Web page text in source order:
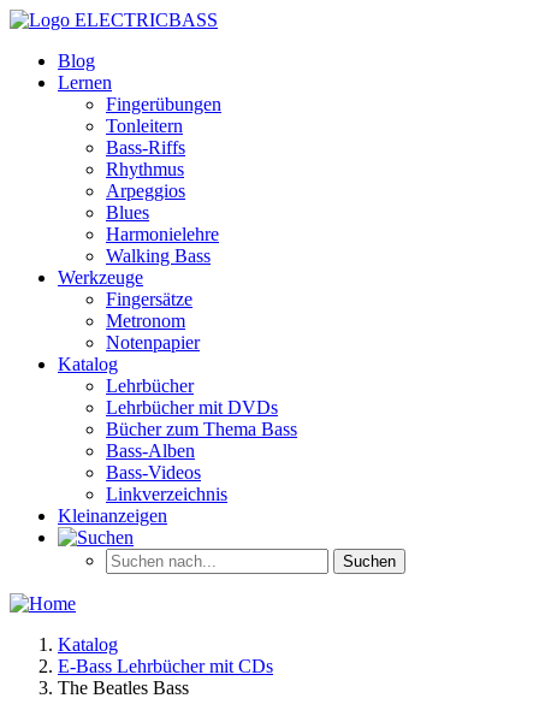
ELECTRICBASS
Blog
Lernen
Fingerübungen
Tonleitern
Bass-Riffs
Rhythmus
Arpeggios
Blues
Harmonielehre
Walking Bass
Werkzeuge
Fingersätze
Metronom
Notenpapier
Katalog
Lehrbücher
Lehrbücher mit DVDs
Bücher zum Thema Bass
Bass-Alben
Bass-Videos
Linkverzeichnis
Kleinanzeigen
Katalog
E-Bass Lehrbücher mit CDs
The Beatles Bass